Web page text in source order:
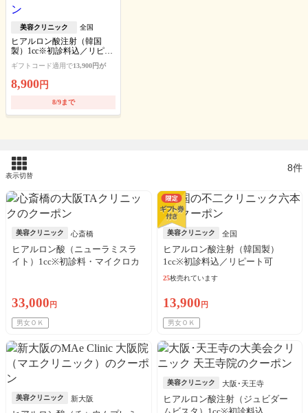
美容クリニック 全国
ヒアルロン酸注射（韓国
製）1cc※初診料込／リピー
ギフトコード適用で13,900円が
8,900 円
8/9まで
表示切替
8件
美容クリニック 心斎橋
ヒアルロン酸（ニューラミスラ
イト）1cc※初診料・マイクロカ
33,000 円
男女ＯＫ
美容クリニック 全国
ヒアルロン酸注射（韓国製）
1cc※初診料込／リピート可
25枚売れています
13,900 円
男女ＯＫ
美容クリニック 新大阪
美容クリニック 大阪･天王寺
ヒアルロン酸注射（ジュビダー